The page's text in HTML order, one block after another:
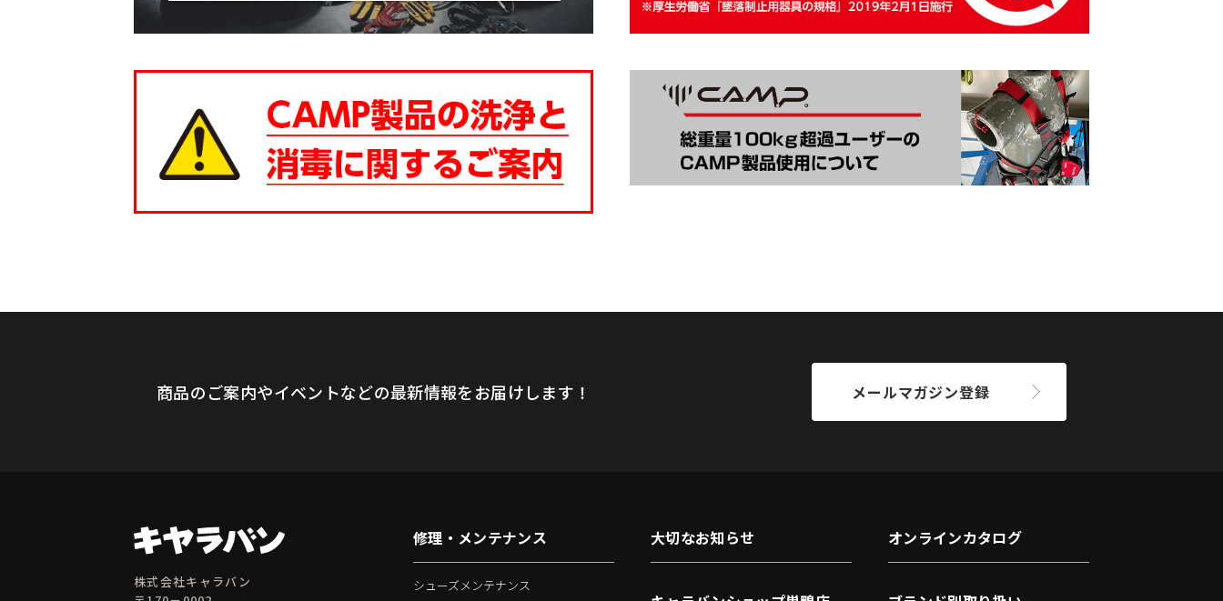
商品のご案内やイベントなどの最新情報をお届けします！ メールマガジン登録
株式会社キャラバン
修理・メンテナンス
シューズメンテナンス
大切なお知らせ オンラインカタログ